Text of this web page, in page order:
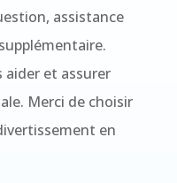
assistance
aider et assurer
Merci de choisir
en